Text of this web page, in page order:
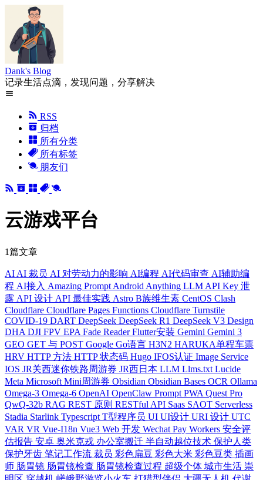
Dank's Blog
记录生活点滴，发现问题，分享解决
RSS
归档
所有分类
所有标签
朋友们
云游戏平台
1篇文章
AI AI 裁员 AI 对劳动力的影响 AI编程 AI代码审查 AI辅助编
程 AI接入 Amazing Prompt Android Anything LLM API Key 泄
露 API 设计 API 最佳实践 Astro B族维生素 CentOS Clash
Cloudflare Cloudflare Pages Functions Cloudflare Turnstile
COVID-19 DART DeepSeek DeepSeek R1 DeepSeek V3 Design
DHA DJI FPV EPA Fade ReaderFlutter安装 Gemini Gemini 3
GEO GET 与 POST Google Go语言 H3N2 HARUKA单程车票
HRV HTTP 方法 HTTP 状态码 Hugo IFOS认证 Image Service
IOS JR关西迷你铁路周游券 JR西日本 LLM Llms.txt Lucide
Meta Microsoft Mini周游券 Obsidian Obsidian Bases OCR Ollama
Omega-3 Omega-6 OpenAI OpenClaw Prompt PWA Quest Pro
QwQ-32b RAG REST 原则 RESTful API Saas SAOT Serverless
Stadia Starlink Typescript T型程序员 UI UI设计 URI 设计 UTC
VAR VR Vue-I18n Vue3 Web 开发 Wechat Pay Workers 安全评
估报告 安卓 奥米克戎 办公室搬迁 半自动越位技术 保护人类
保护牙齿 笔记工作流 裁员 彩色扁豆 彩色大米 彩色豆类 插画
师 肠胃镜 肠胃镜检查 肠胃镜检查过程 超级个体 城市生活 崇